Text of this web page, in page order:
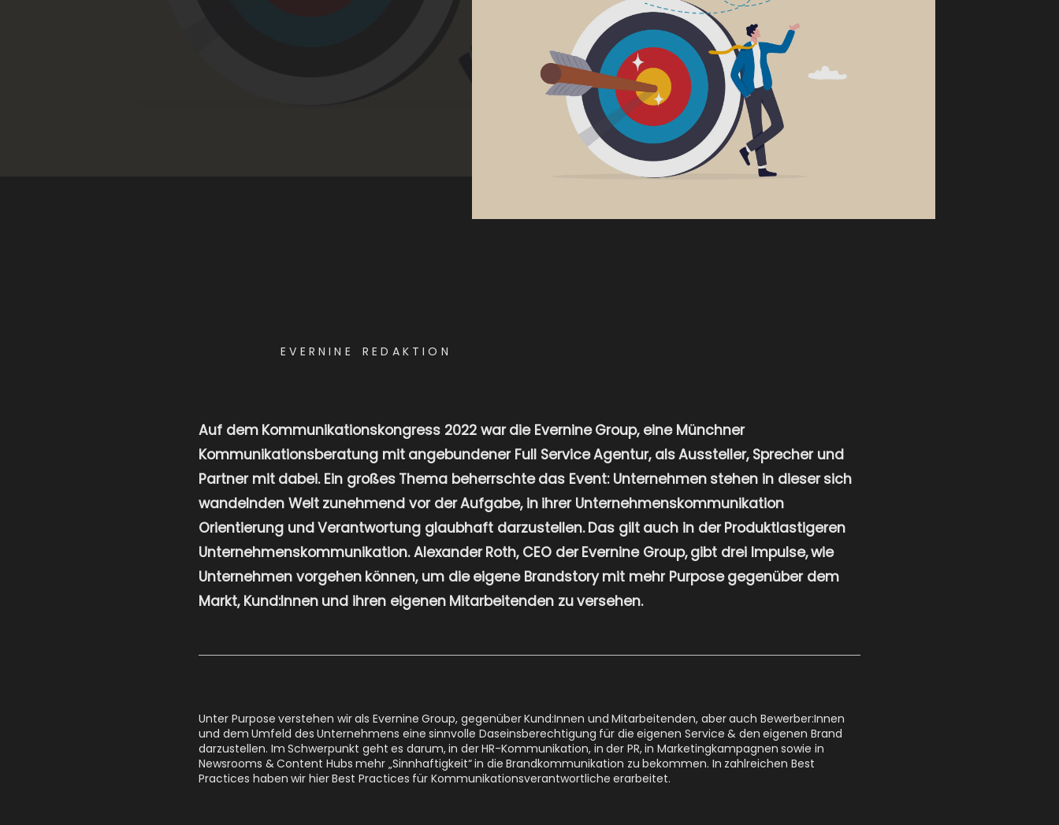
EVERNINE REDAKTION
Auf dem Kommunikationskongress 2022 war die Evernine Group, eine Münchner
Kommunikationsberatung mit angebundener Full Service Agentur, als Aussteller, Sprecher und
Partner mit dabei. Ein großes Thema beherrschte das Event: Unternehmen stehen in dieser sich
wandelnden Welt zunehmend vor der Aufgabe, in ihrer Unternehmenskommunikation
Orientierung und Verantwortung glaubhaft darzustellen. Das gilt auch in der Produktlastigeren
Unternehmenskommunikation. Alexander Roth, CEO der Evernine Group, gibt drei Impulse, wie
Unternehmen vorgehen können, um die eigene Brandstory mit mehr Purpose gegenüber dem
Markt, Kund:Innen und ihren eigenen Mitarbeitenden zu versehen.
Unter Purpose verstehen wir als Evernine Group, gegenüber Kund:Innen und Mitarbeitenden, aber auch Bewerber:Innen
und dem Umfeld des Unternehmens eine sinnvolle Daseinsberechtigung für die eigenen Service & den eigenen Brand
darzustellen. Im Schwerpunkt geht es darum, in der HR-Kommunikation, in der PR, in Marketingkampagnen sowie in
Newsrooms & Content Hubs mehr „Sinnhaftigkeit“ in die Brandkommunikation zu bekommen. In zahlreichen Best
Practices haben wir hier Best Practices für Kommunikationsverantwortliche erarbeitet.